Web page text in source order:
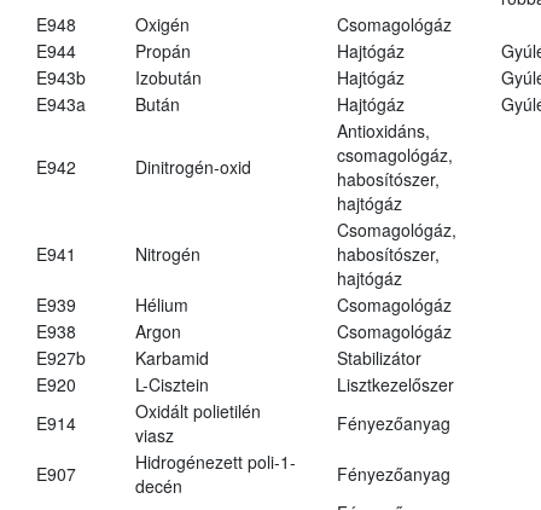
E948
Oxigén
Csomagológáz
E944
Propán Hajtógáz
E943b
Izobután Hajtógáz
E943a
Bután Hajtógáz
E942 Dinitrogén-oxid
Antioxidáns,
csomagológáz,
habosítószer,
hajtógáz
E941 Nitrogén
Csomagológáz,
habosítószer,
hajtógáz
E939
Hélium
Csomagológáz
E938
Argon
Csomagológáz
E927b
Karbamid
Stabilizátor
E920
L-Cisztein
Lisztkezelőszer
E914
Oxidált polietilén
viasz
Fényezőanyag
E907
Hidrogénezett poli-1-
decén
Fényezőanyag